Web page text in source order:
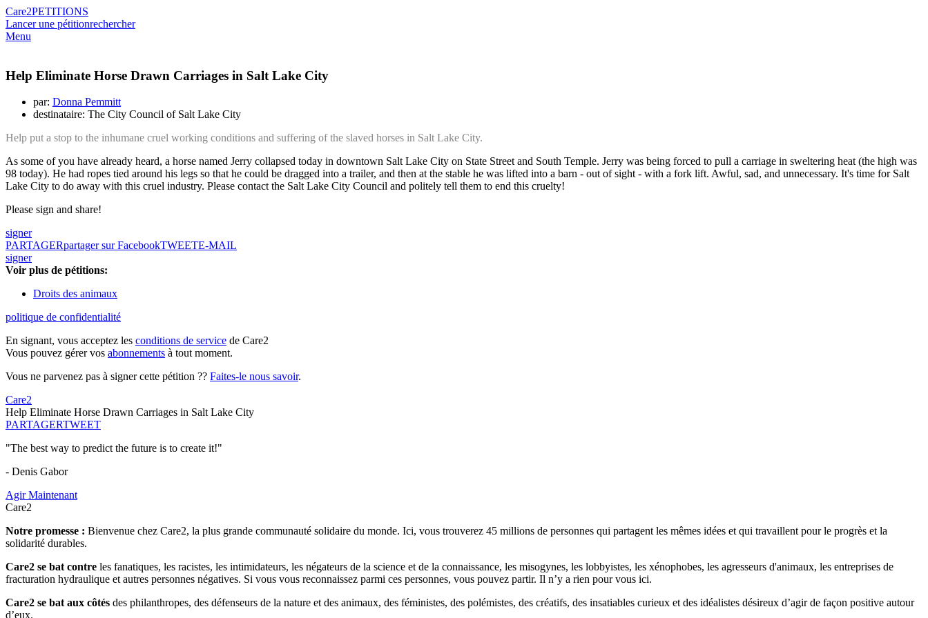
Care2PETITIONS
Lancer une pétitionrechercher
Menu
Help Eliminate Horse Drawn Carriages in Salt Lake City
par: Donna Pemmitt
destinataire: The City Council of Salt Lake City
Help put a stop to the inhumane cruel working conditions and suffering of the slaved horses in Salt Lake City.
As some of you have already heard, a horse named Jerry collapsed today in downtown Salt Lake City on State Street and South Temple. Jerry was being forced to pull a carriage in sweltering heat (the high was
98 today). He had ropes tied around his legs so that he could be dragged into a trailer, and then at the stable he was lifted into a barn - out of sight - with a fork lift. Awful, sad, and unnecessary. It's time for Salt
Lake City to do away with this cruel industry. Please contact the Salt Lake City Council and politely tell them to end this cruelty!
Please sign and share!
signer
PARTAGERpartager sur FacebookTWEETE-MAIL
signer
Voir plus de pétitions:
Droits des animaux
politique de confidentialité
En signant, vous acceptez les conditions de service de Care2
Vous pouvez gérer vos abonnements à tout moment.
Vous ne parvenez pas à signer cette pétition ?? Faites-le nous savoir.
Care2
Help Eliminate Horse Drawn Carriages in Salt Lake City
PARTAGERTWEET
"The best way to predict the future is to create it!"
- Denis Gabor
Agir Maintenant
Care2
Notre promesse : Bienvenue chez Care2, la plus grande communauté solidaire du monde. Ici, vous trouverez 45 millions de personnes qui partagent les mêmes idées et qui travaillent pour le progrès et la
solidarité durables.
Care2 se bat contre les fanatiques, les racistes, les intimidateurs, les négateurs de la science et de la connaissance, les misogynes, les lobbyistes, les xénophobes, les agresseurs d'animaux, les entreprises de
fracturation hydraulique et autres personnes négatives. Si vous vous reconnaissez parmi ces personnes, vous pouvez partir. Il n’y a rien pour vous ici.
Care2 se bat aux côtés des philanthropes, des défenseurs de la nature et des animaux, des féministes, des polémistes, des créatifs, des insatiables curieux et des idéalistes désireux d’agir de façon positive autour
d’eux.